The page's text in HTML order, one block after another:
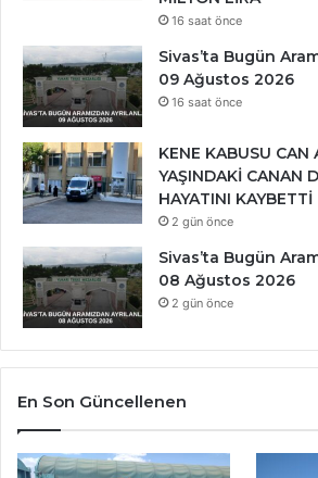
16 saat önce
Sivas’ta Bugün
09 Ağustos 2026
16 saat önce
KENE KABUSU CAN
YAŞINDAKİ CANAN
HAYATINI KAYBETTİ
2 gün önce
Sivas’ta Bugün
08 Ağustos 2026
2 gün önce
En Son Güncellenen